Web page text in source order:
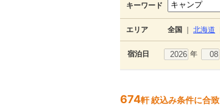
キーワード
エリア 全国 北海道
宿泊日 年
674軒 絞込み条件に合致